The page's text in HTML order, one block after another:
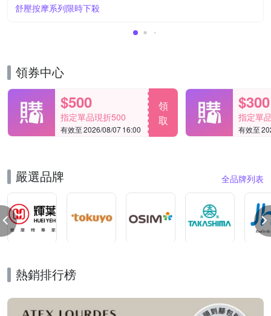
舒壓按摩系列限時下殺
領券中心
$500
指定單品現折500
有效至 2026/08/07 16:00
領
取
$300
指定單
有效至
嚴選品牌 全品牌列表
熱銷排行榜